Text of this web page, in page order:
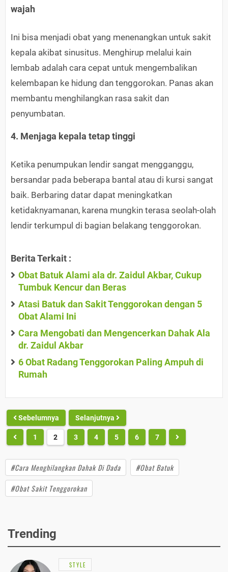
wajah
Ini bisa menjadi obat yang menenangkan untuk sakit
kepala akibat sinusitus. Menghirup melalui kain
lembab adalah cara cepat untuk mengembalikan
kelembapan ke hidung dan tenggorokan. Panas akan
membantu menghilangkan rasa sakit dan
penyumbatan.
4. Menjaga kepala tetap tinggi
Ketika penumpukan lendir sangat mengganggu,
bersandar pada beberapa bantal atau di kursi sangat
baik. Berbaring datar dapat meningkatkan
ketidaknyamanan, karena mungkin terasa seolah-olah
lendir terkumpul di bagian belakang tenggorokan.
Berita Terkait :
Obat Batuk Alami ala dr. Zaidul Akbar, Cukup
Tumbuk Kencur dan Beras
Atasi Batuk dan Sakit Tenggorokan dengan 5
Obat Alami Ini
Cara Mengobati dan Mengencerkan Dahak Ala
dr. Zaidul Akbar
6 Obat Radang Tenggorokan Paling Ampuh di
Rumah
Sebelumnya Selanjutnya
1 2 3 4 5 6 7
#Cara Menghilangkan Dahak Di Dada
#Obat Batuk
#Obat Sakit Tenggorokan
Trending
STYLE